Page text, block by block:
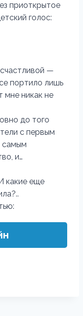
приоткрытое
голос:
—
портило лишь
мне никак не
до того
с первым
самым
и…
какие еще